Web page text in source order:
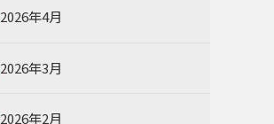
2026年4月
2026年3月
2026年2月